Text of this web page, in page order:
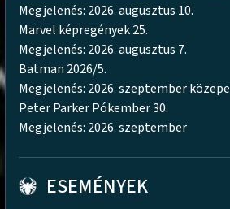
Megjelenés: 2026. augusztus 10.
Marvel képregények 25.
Megjelenés: 2026. augusztus 7.
Batman 2026/5.
Megjelenés: 2026. szeptember közepe
Peter Parker Pókember 30.
Megjelenés: 2026. szeptember
ESEMÉNYEK